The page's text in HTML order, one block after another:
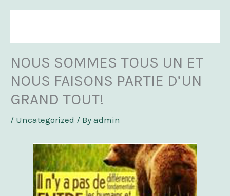
content
NOUS SOMMES TOUS UN ET
NOUS FAISONS PARTIE D’UN
GRAND TOUT!
/ Uncategorized / By admin